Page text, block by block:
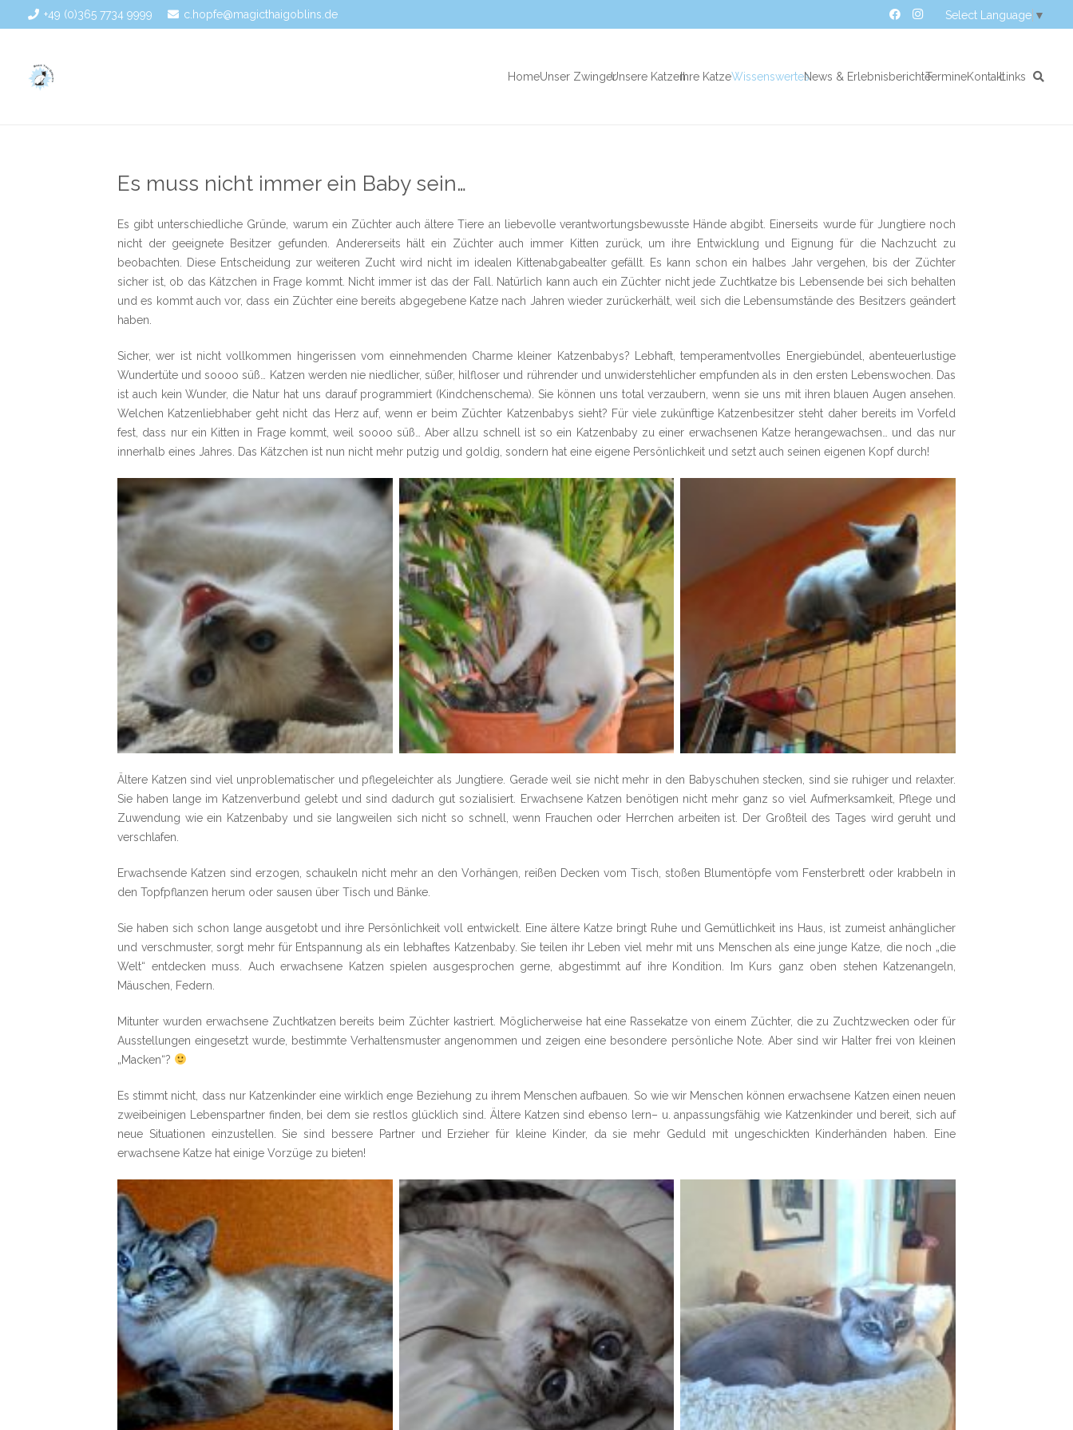
+49 (0)365 7734 9999 c.hopfe@magicthaigoblins.de Select Language ▼
HomeUnser ZwingerUnsere KatzenIhre KatzeWissenswertesNews & ErlebnisberichteTermineKontaktLinks
Es muss nicht immer ein Baby sein…
Es gibt unterschiedliche Gründe, warum ein Züchter auch ältere Tiere an liebevolle verantwortungsbewusste Hände abgibt. Einerseits wurde für Jungtiere noch
nicht der geeignete Besitzer gefunden. Andererseits hält ein Züchter auch immer Kitten zurück, um ihre Entwicklung und Eignung für die Nachzucht zu
beobachten. Diese Entscheidung zur weiteren Zucht wird nicht im idealen Kittenabgabealter gefällt. Es kann schon ein halbes Jahr vergehen, bis der Züchter
sicher ist, ob das Kätzchen in Frage kommt. Nicht immer ist das der Fall. Natürlich kann auch ein Züchter nicht jede Zuchtkatze bis Lebensende bei sich behalten
und es kommt auch vor, dass ein Züchter eine bereits abgegebene Katze nach Jahren wieder zurückerhält, weil sich die Lebensumstände des Besitzers geändert
haben.
Sicher, wer ist nicht vollkommen hingerissen vom einnehmenden Charme kleiner Katzenbabys? Lebhaft, temperamentvolles Energiebündel, abenteuerlustige
Wundertüte und soooo süß… Katzen werden nie niedlicher, süßer, hilfloser und rührender und unwiderstehlicher empfunden als in den ersten Lebenswochen. Das
ist auch kein Wunder, die Natur hat uns darauf programmiert (Kindchenschema). Sie können uns total verzaubern, wenn sie uns mit ihren blauen Augen ansehen.
Welchen Katzenliebhaber geht nicht das Herz auf, wenn er beim Züchter Katzenbabys sieht? Für viele zukünftige Katzenbesitzer steht daher bereits im Vorfeld
fest, dass nur ein Kitten in Frage kommt, weil soooo süß… Aber allzu schnell ist so ein Katzenbaby zu einer erwachsenen Katze herangewachsen… und das nur
innerhalb eines Jahres. Das Kätzchen ist nun nicht mehr putzig und goldig, sondern hat eine eigene Persönlichkeit und setzt auch seinen eigenen Kopf durch!
Ältere Katzen sind viel unproblematischer und pflegeleichter als Jungtiere. Gerade weil sie nicht mehr in den Babyschuhen stecken, sind sie ruhiger und relaxter.
Sie haben lange im Katzenverbund gelebt und sind dadurch gut sozialisiert. Erwachsene Katzen benötigen nicht mehr ganz so viel Aufmerksamkeit, Pflege und
Zuwendung wie ein Katzenbaby und sie langweilen sich nicht so schnell, wenn Frauchen oder Herrchen arbeiten ist. Der Großteil des Tages wird geruht und
verschlafen.
Erwachsende Katzen sind erzogen, schaukeln nicht mehr an den Vorhängen, reißen Decken vom Tisch, stoßen Blumentöpfe vom Fensterbrett oder krabbeln in
den Topfpflanzen herum oder sausen über Tisch und Bänke.
Sie haben sich schon lange ausgetobt und ihre Persönlichkeit voll entwickelt. Eine ältere Katze bringt Ruhe und Gemütlichkeit ins Haus, ist zumeist anhänglicher
und verschmuster, sorgt mehr für Entspannung als ein lebhaftes Katzenbaby. Sie teilen ihr Leben viel mehr mit uns Menschen als eine junge Katze, die noch „die
Welt“ entdecken muss. Auch erwachsene Katzen spielen ausgesprochen gerne, abgestimmt auf ihre Kondition. Im Kurs ganz oben stehen Katzenangeln,
Mäuschen, Federn.
Mitunter wurden erwachsene Zuchtkatzen bereits beim Züchter kastriert. Möglicherweise hat eine Rassekatze von einem Züchter, die zu Zuchtzwecken oder für
Ausstellungen eingesetzt wurde, bestimmte Verhaltensmuster angenommen und zeigen eine besondere persönliche Note. Aber sind wir Halter frei von kleinen
„Macken“?
Es stimmt nicht, dass nur Katzenkinder eine wirklich enge Beziehung zu ihrem Menschen aufbauen. So wie wir Menschen können erwachsene Katzen einen neuen
zweibeinigen Lebenspartner finden, bei dem sie restlos glücklich sind. Ältere Katzen sind ebenso lern– u. anpassungsfähig wie Katzenkinder und bereit, sich auf
neue Situationen einzustellen. Sie sind bessere Partner und Erzieher für kleine Kinder, da sie mehr Geduld mit ungeschickten Kinderhänden haben. Eine
erwachsene Katze hat einige Vorzüge zu bieten!